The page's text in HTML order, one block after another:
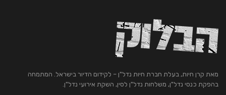
מאת קרן חיות, בעלת חברת חיות נדל"ן – לקידום הדיור בישראל. המתמחה
בהפקת כנסי נדל"ן, משלחות נדל"ן לסין, השקת אירועי נדל"ן.